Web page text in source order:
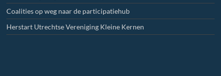
Coalities op weg naar de participatiehub
Herstart Utrechtse Vereniging Kleine Kernen